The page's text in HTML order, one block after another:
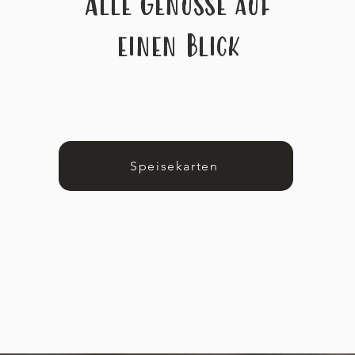
einen Blick
Speisekarten